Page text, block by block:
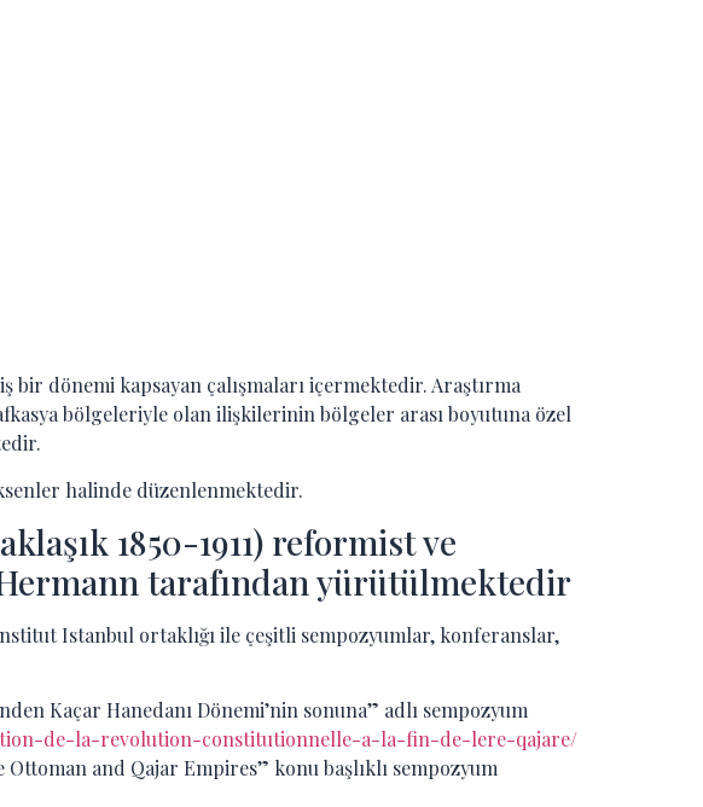
dönemi kapsayan çalışmaları içermektedir. Araştırma
bölgeleriyle olan ilişkilerinin bölgeler arası boyutuna özel
halinde düzenlenmektedir.
1850-1911) reformist ve
tarafından yürütülmektedir
Istanbul ortaklığı ile çeşitli sempozyumlar, konferanslar,
Kaçar Hanedanı Dönemi’nin sonuna” adlı sempozyum
de-la-revolution-constitutionnelle-a-la-fin-de-lere-qajare/
and Qajar Empires” konu başlıklı sempozyum